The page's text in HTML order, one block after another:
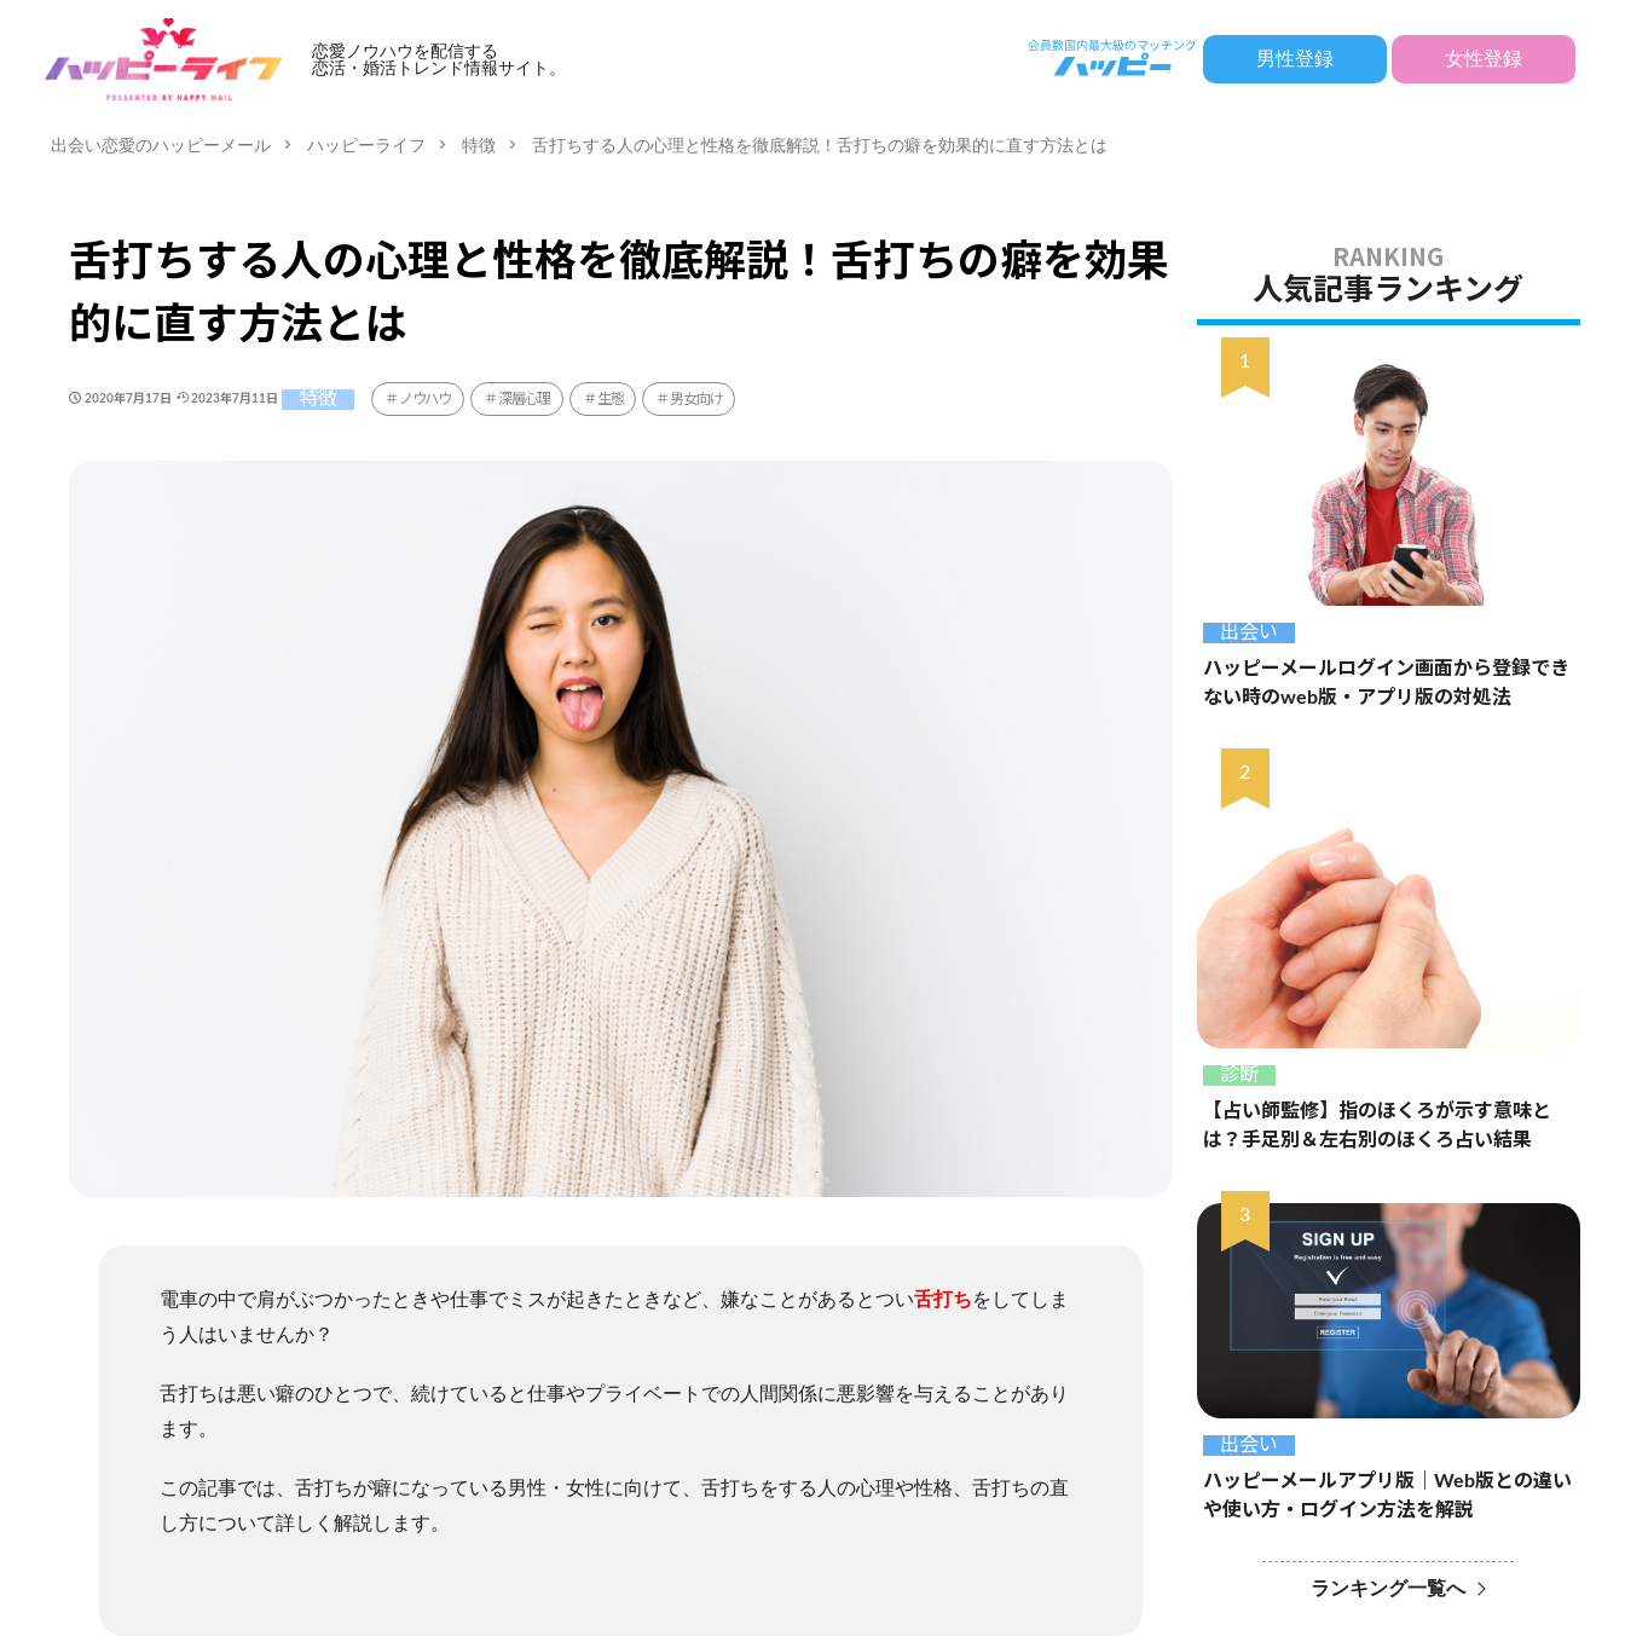
恋愛ノウハウを配信する
恋活・婚活トレンド情報サイト。
男性登録 女性登録
出会い恋愛のハッピーメール ハッピーライフ 特徴 舌打ちする人の心理と性格を徹底解説！舌打ちの癖を効果的に直す方法とは
舌打ちする人の心理と性格を徹底解説！舌打ちの癖を効果
的に直す方法とは
2020年7月17日 2023年7月11日 特徴 ノウハウ 深層心理 生態 男女向け
電車の中で肩がぶつかったときや仕事でミスが起きたときなど、嫌なことがあるとつい舌打ちをしてしま
う人はいませんか？
舌打ちは悪い癖のひとつで、続けていると仕事やプライベートでの人間関係に悪影響を与えることがあり
ます。
この記事では、舌打ちが癖になっている男性・女性に向けて、舌打ちをする人の心理や性格、舌打ちの直
し方について詳しく解説します。
人気記事ランキング
出会い
ハッピーメールログイン画面から登録でき
ない時のweb版・アプリ版の対処法
診断
【占い師監修】指のほくろが示す意味と
は？手足別＆左右別のほくろ占い結果
出会い
ハッピーメールアプリ版｜Web版との違い
や使い方・ログイン方法を解説
ランキング一覧へ